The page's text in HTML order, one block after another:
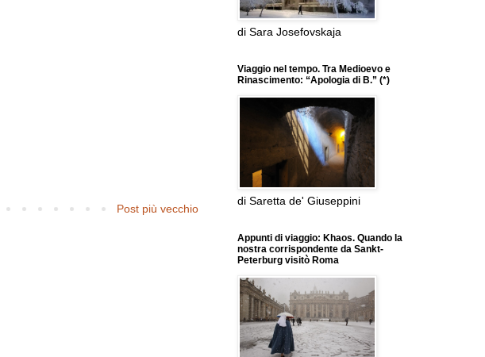
Post più vecchio
di Sara Josefovskaja
Viaggio nel tempo. Tra Medioevo e
Rinascimento: “Apologia di B.” (*)
di Saretta de' Giuseppini
Appunti di viaggio: Khaos. Quando la
nostra corrispondente da Sankt-
Peterburg visitò Roma